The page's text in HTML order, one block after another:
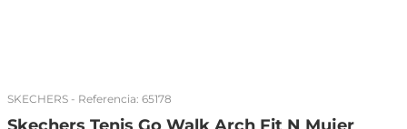
SKECHERS - Referencia: 65178